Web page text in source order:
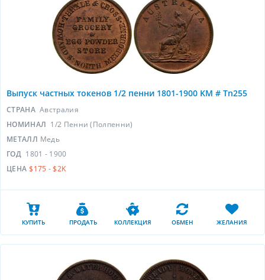
Выпуск частных токенов 1/2 пенни 1801-1900 KM # Tn255
СТРАНА Австралия
НОМИНАЛ 1/2 Пенни (Полпенни)
МЕТАЛЛ Медь
ГОД 1801 - 1900
ЦЕНА $175 - $2K
КУПИТЬ ПРОДАТЬ КОЛЛЕКЦИЯ ОБМЕН ЖЕЛАНИЯ